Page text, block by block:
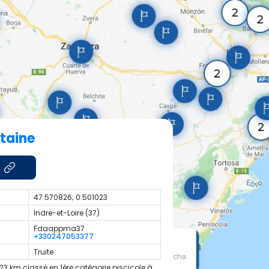
47.570826; 0.501023
Indre-et-Loire (37)
Fdaappma37
+330247053377
Truite